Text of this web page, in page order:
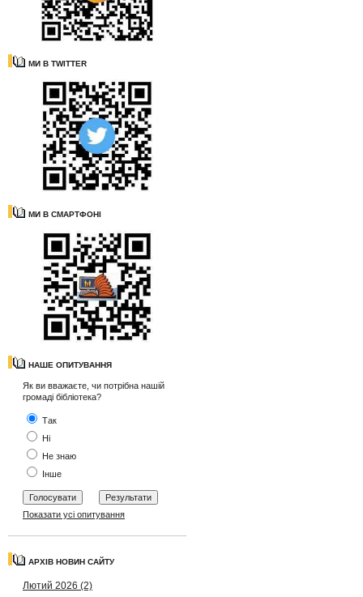
МИ В TWITTER
МИ В СМАРТФОНІ
НАШЕ ОПИТУВАННЯ
Як ви вважаєте, чи потрібна нашій
громаді бібліотека?
Так
Ні
Не знаю
Інше
Показати усі опитування
АРХІВ НОВИН САЙТУ
Лютий 2026 (2)